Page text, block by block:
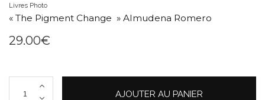
Livres Photo
« The Pigment Change » Almudena Romero
29.00€
AJOUTER AU PANIER